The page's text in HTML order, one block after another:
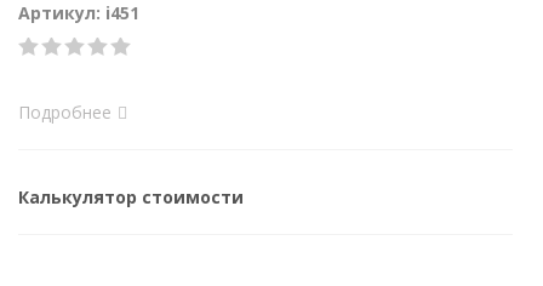
Артикул: i451
Подробнее
Калькулятор стоимости